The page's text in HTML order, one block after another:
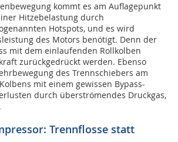
kommt es am Auflagepunkt
Hitzebelastung durch
Hotspots, und es wird
des Motors benötigt. Denn der
mit dem einlaufenden Rollkolben
zurückgedrückt werden. Ebenso
des Trennschiebers am
mit einem gewissen Bypass-
durch überströmendes Druckgas,
Trennflosse statt